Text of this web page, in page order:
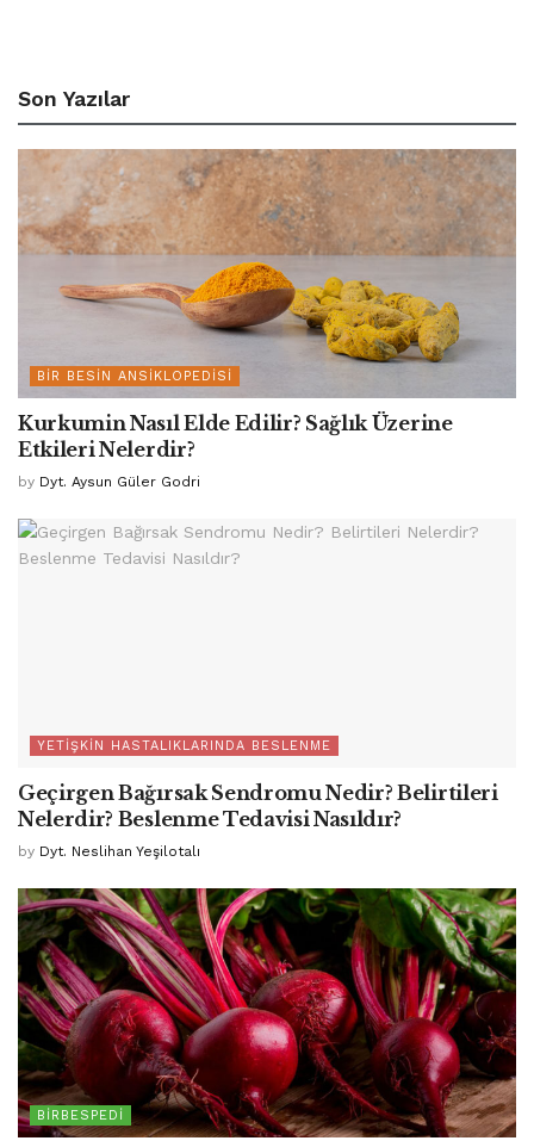
Son Yazılar
BIR BESIN ANSIKLOPEDISI
Kurkumin Nasıl Elde Edilir? Sağlık Üzerine
Etkileri Nelerdir?
by Dyt. Aysun Güler Godri
YETIŞKIN HASTALIKLARINDA BESLENME
Geçirgen Bağırsak Sendromu Nedir? Belirtileri
Nelerdir? Beslenme Tedavisi Nasıldır?
by Dyt. Neslihan Yeşilotalı
BIRBESPEDI